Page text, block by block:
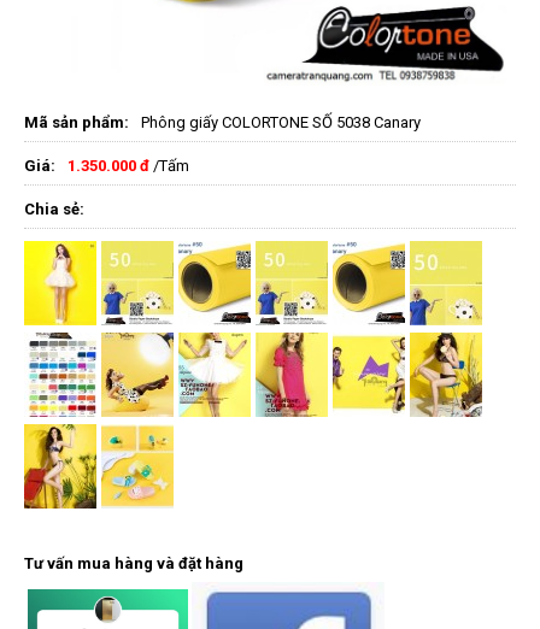
Mã sản phẩm: Phông giấy COLORTONE SỐ 5038 Canary
Giá: 1.350.000 đ /Tấm
Chia sẻ:
Tư vấn mua hàng và đặt hàng